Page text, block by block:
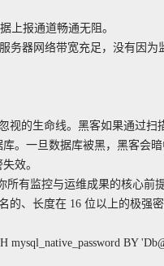
报通道畅通无阻。
器网络带宽充足，没有因为
视的生命线。黑客如果通过扫
。一旦数据库被黑，黑客会
效。
有监控与运维成果的核心前提
、长度在 16 位以上的极强密
BY